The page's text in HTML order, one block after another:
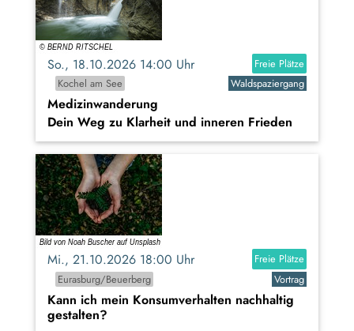
So., 18.10.2026 14:00 Uhr
Freie Plätze
Kochel am See
Waldspaziergang
Medizinwanderung
Dein Weg zu Klarheit und inneren Frieden
Mi., 21.10.2026 18:00 Uhr
Freie Plätze
Eurasburg/Beuerberg
Vortrag
Kann ich mein Konsumverhalten nachhaltig
gestalten?